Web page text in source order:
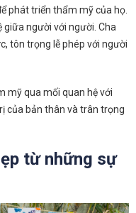
phát triển thẩm mỹ của họ.
giữa người với người. Cha
tôn trọng lễ phép với người
mỹ qua mối quan hệ với
của bản thân và trân trọng
từ những sự